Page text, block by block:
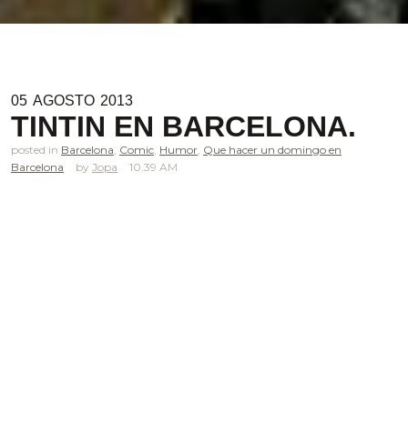
05 AGOSTO 2013
TINTIN EN BARCELONA.
posted in Barcelona Comic Humor Que hacer un domingo en
Barcelona
Jopa 10.39 AM